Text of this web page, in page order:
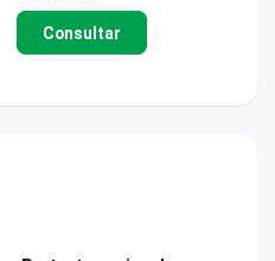
Consultar